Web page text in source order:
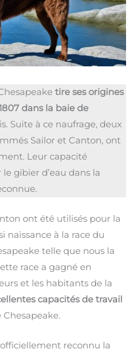
tire ses origines
dans la baie de
Suite à ce naufrage, deux
Sailor et Canton, ont
Leur capacité
gibier d’eau dans la
ont été utilisés pour la
naissance à la race du
telle que nous la
race a gagné en
et les habitants de la
capacités de travail
reconnu la